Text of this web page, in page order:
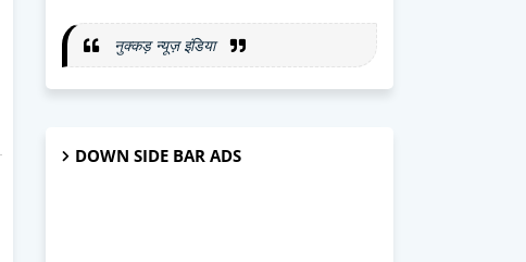
नुक्कड़ न्यूज़ इंडिया
DOWN SIDE BAR ADS